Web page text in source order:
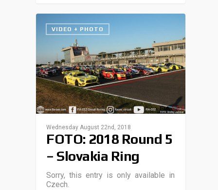
VIDEO + PHOTO
Wednesday August 22nd, 2018
FOTO: 2018 Round 5
– Slovakia Ring
Sorry, this entry is only available in
Czech.